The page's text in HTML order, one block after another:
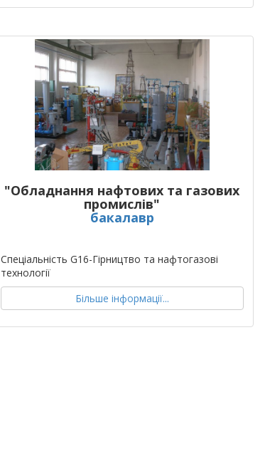
"Обладнання нафтових та газових
промислів"
бакалавр
Спеціальність G16-Гірництво та нафтогазові
технології
Більше інформації...